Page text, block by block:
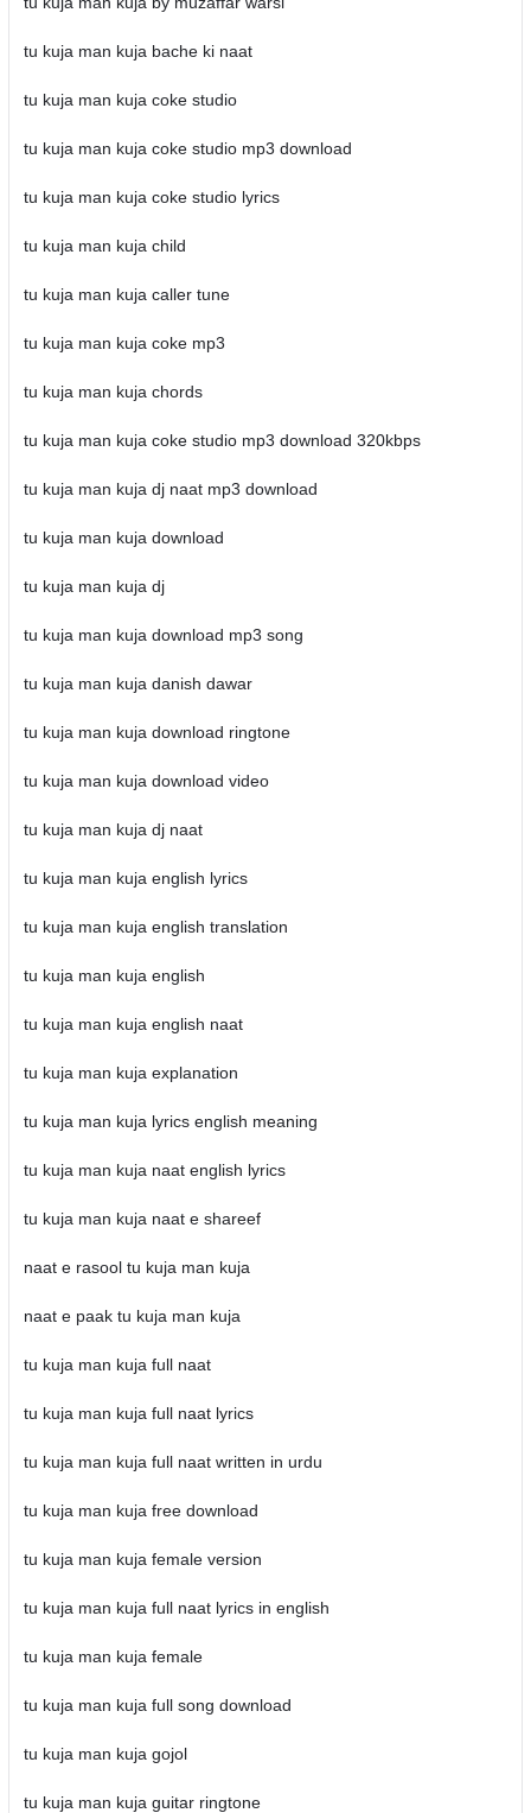
tu kuja man kuja bache ki naat
tu kuja man kuja coke studio
tu kuja man kuja coke studio mp3 download
tu kuja man kuja coke studio lyrics
tu kuja man kuja child
tu kuja man kuja caller tune
tu kuja man kuja coke mp3
tu kuja man kuja chords
tu kuja man kuja coke studio mp3 download 320kbps
tu kuja man kuja dj naat mp3 download
tu kuja man kuja download
tu kuja man kuja dj
tu kuja man kuja download mp3 song
tu kuja man kuja danish dawar
tu kuja man kuja download ringtone
tu kuja man kuja download video
tu kuja man kuja dj naat
tu kuja man kuja english lyrics
tu kuja man kuja english translation
tu kuja man kuja english
tu kuja man kuja english naat
tu kuja man kuja explanation
tu kuja man kuja lyrics english meaning
tu kuja man kuja naat english lyrics
tu kuja man kuja naat e shareef
naat e rasool tu kuja man kuja
naat e paak tu kuja man kuja
tu kuja man kuja full naat
tu kuja man kuja full naat lyrics
tu kuja man kuja full naat written in urdu
tu kuja man kuja free download
tu kuja man kuja female version
tu kuja man kuja full naat lyrics in english
tu kuja man kuja female
tu kuja man kuja full song download
tu kuja man kuja gojol
tu kuja man kuja guitar ringtone